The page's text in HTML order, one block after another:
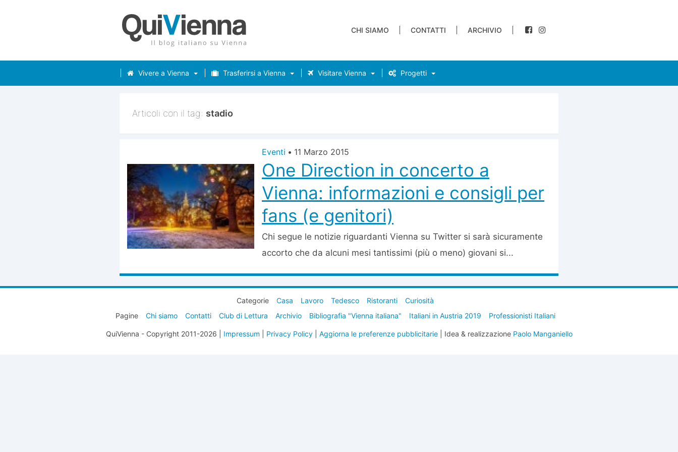
CHI SIAMO CONTATTI ARCHIVIO
Vivere a Vienna Trasferirsi a Vienna Visitare Vienna Progetti
Articoli con il tag: stadio
Eventi • 11 Marzo 2015
One Direction in concerto a
Vienna: informazioni e consigli per
fans (e genitori)
Chi segue le notizie riguardanti Vienna su Twitter si sarà sicuramente
accorto che da alcuni mesi tantissimi (più o meno) giovani si...
Categorie Casa Lavoro Tedesco Ristoranti
Curiosità
Pagine
Chi siamo Contatti Club di Lettura Archivio Bibliografia "Vienna italiana" Italiani in Austria 2019 Professionisti Italiani
QuiVienna - Copyright 2011-2026 | Impressum Privacy Policy| Aggiorna le preferenze pubblicitarie| Idea & realizzazione Paolo Manganiello